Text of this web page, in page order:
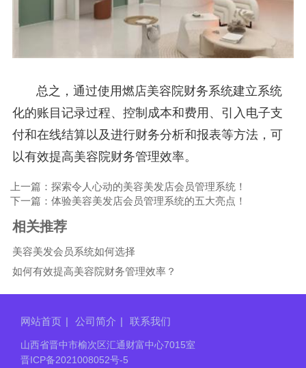
总之，通过使用燃店美容院财务系统建立系统
化的账目记录过程、控制成本和费用、引入电子支
付和在线结算以及进行财务分析和报表等方法，可
以有效提高美容院财务管理效率。
上一篇：探索令人心动的美容美发店会员管理系统！
下一篇：体验美容美发店会员管理系统的五大亮点！
相关推荐
美容美发会员系统如何选择
如何有效提高美容院财务管理效率？
网站首页 | 公司简介 | 联系我们
山西省晋中市榆次区汇通财富中心7015室
晋ICP备2021008052号-5